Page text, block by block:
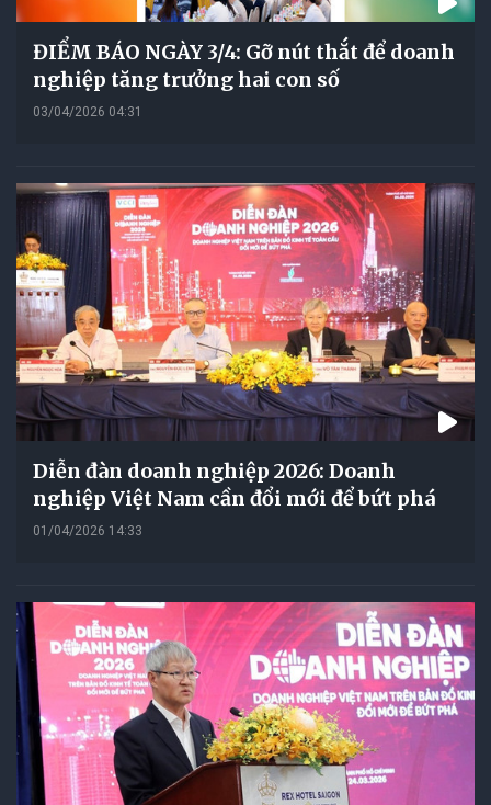
ĐIỂM BÁO NGÀY 3/4: Gỡ nút thắt để doanh
nghiệp tăng trưởng hai con số
03/04/2026 04:31
Diễn đàn doanh nghiệp 2026: Doanh
nghiệp Việt Nam cần đổi mới để bứt phá
01/04/2026 14:33